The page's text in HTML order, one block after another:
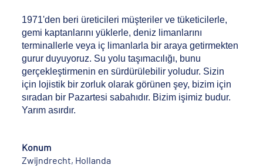
1971'den beri üreticileri müşteriler ve tüketicilerle,
gemi kaptanlarını yüklerle, deniz limanlarını
terminallerle veya iç limanlarla bir araya getirmekten
gurur duyuyoruz. Su yolu taşımacılığı, bunu
gerçekleştirmenin en sürdürülebilir yoludur. Sizin
için lojistik bir zorluk olarak görünen şey, bizim için
sıradan bir Pazartesi sabahıdır. Bizim işimiz budur.
Yarım asırdır.
Konum
Zwijndrecht, Hollanda